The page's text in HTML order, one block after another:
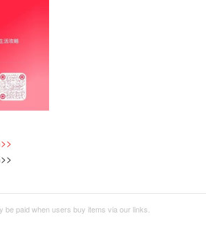
be paid when users buy items via our links.